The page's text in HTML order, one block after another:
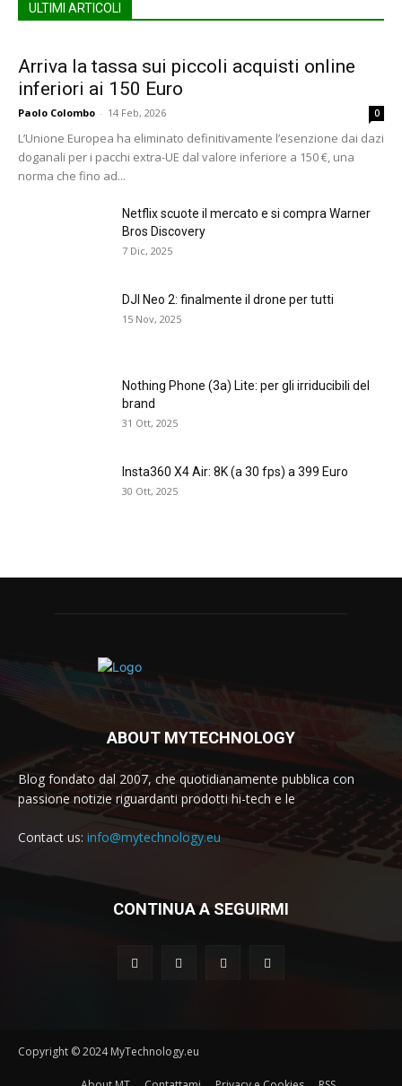
ULTIMI ARTICOLI
Arriva la tassa sui piccoli acquisti online
inferiori ai 150 Euro
Paolo Colombo - 14 Feb, 2026 0
L’Unione Europea ha eliminato definitivamente l’esenzione dai dazi
doganali per i pacchi extra-UE dal valore inferiore a 150 €, una
norma che fino ad...
Netflix scuote il mercato e si compra Warner
Bros Discovery
7 Dic, 2025
DJI Neo 2: finalmente il drone per tutti
15 Nov, 2025
Nothing Phone (3a) Lite: per gli irriducibili del
brand
31 Ott, 2025
Insta360 X4 Air: 8K (a 30 fps) a 399 Euro
30 Ott, 2025
ABOUT MYTECHNOLOGY
Blog fondato dal 2007, che quotidianamente pubblica con
passione notizie riguardanti prodotti hi-tech e le
Contact us: info@mytechnology.eu
CONTINUA A SEGUIRMI
Copyright © 2024 MyTechnology.eu